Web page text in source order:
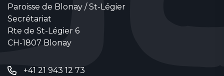
Paroisse de Blonay / St-Légier
Secrétariat
Rte de St-Légier 6
CH-1807 Blonay
+41 21 943 12 73